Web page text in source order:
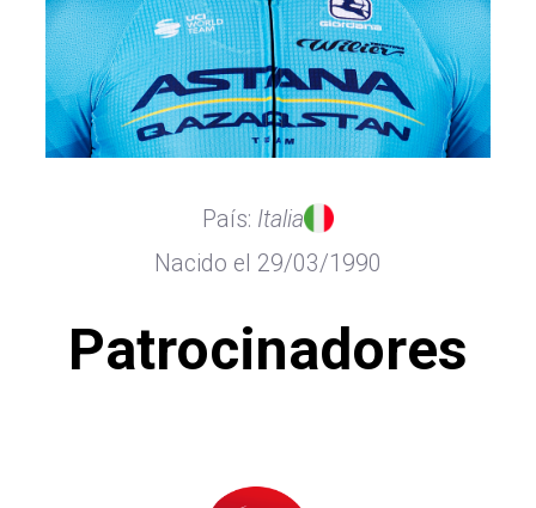
País: Italia
Nacido el 29/03/1990
Patrocinadores